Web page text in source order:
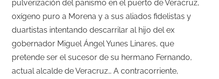
pulverización del panismo en el puerto de Veracruz,
oxígeno puro a Morena y a sus aliados fidelistas y
duartistas intentando descarrilar al hijo del ex
gobernador Miguel Ángel Yunes Linares, que
pretende ser el sucesor de su hermano Fernando,
actual alcalde de Veracruz… A contracorriente,